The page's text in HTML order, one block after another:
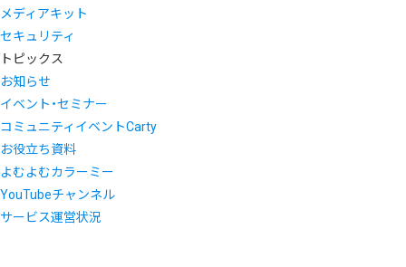
メディアキット
セキュリティ
トピックス
お知らせ
イベント・セミナー
コミュニティイベントCarty
お役立ち資料
よむよむカラーミー
YouTubeチャンネル
サービス運営状況